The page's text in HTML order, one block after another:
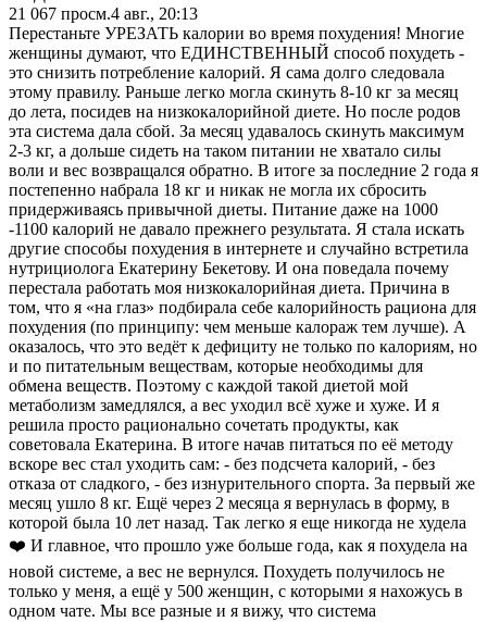
21 067 просм.4 авг., 20:13
Перестаньте УРЕЗАТЬ калории во время похудения! Многие
женщины думают, что ЕДИНСТВЕННЫЙ способ похудеть -
это снизить потребление калорий. Я сама долго следовала
этому правилу. Раньше легко могла скинуть 8-10 кг за месяц
до лета, посидев на низкокалорийной диете. Но после родов
эта система дала сбой. За месяц удавалось скинуть максимум
2-3 кг, а дольше сидеть на таком питании не хватало силы
воли и вес возвращался обратно. В итоге за последние 2 года я
постепенно набрала 18 кг и никак не могла их сбросить
придерживаясь привычной диеты. Питание даже на 1000
-1100 калорий не давало прежнего результата. Я стала искать
другие способы похудения в интернете и случайно встретила
нутрициолога Екатерину Бекетову. И она поведала почему
перестала работать моя низкокалорийная диета. Причина в
том, что я «на глаз» подбирала себе калорийность рациона для
похудения (по принципу: чем меньше калораж тем лучше). А
оказалось, что это ведёт к дефициту не только по калориям, но
и по питательным веществам, которые необходимы для
обмена веществ. Поэтому с каждой такой диетой мой
метаболизм замедлялся, а вес уходил всё хуже и хуже. И я
решила просто рационально сочетать продукты, как
советовала Екатерина. В итоге начав питаться по её методу
вскоре вес стал уходить сам: - без подсчета калорий, - без
отказа от сладкого, - без изнурительного спорта. За первый же
месяц ушло 8 кг. Ещё через 2 месяца я вернулась в форму, в
которой была 10 лет назад. Так легко я еще никогда не худела
❤️ И главное, что прошло уже больше года, как я похудела на
новой системе, а вес не вернулся. Похудеть получилось не
только у меня, а ещё у 500 женщин, с которыми я нахожусь в
одном чате. Мы все разные и я вижу, что система